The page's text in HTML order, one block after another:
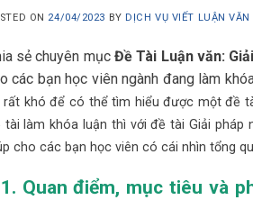
ON 24/04/2023 BY DỊCH VỤ VIẾT LUẬN VĂN
sẻ chuyên mụcĐề Tài Luận văn:
các bạn học viên ngành đang làm
rất khó để có thể tìm hiểu được một đề
tài làm khóa luận thì với đề tài Giải pháp
cho các bạn học viên có cái nhìn tổng
Quan điểm, mục tiêu và